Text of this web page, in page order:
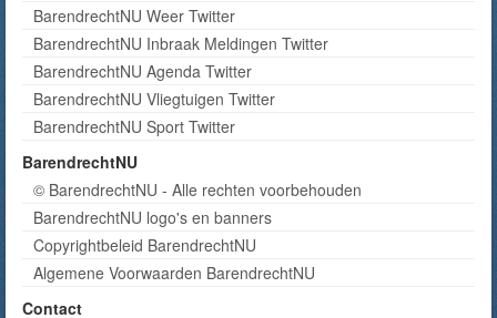
BarendrechtNU Weer Twitter
BarendrechtNU Inbraak Meldingen Twitter
BarendrechtNU Agenda Twitter
BarendrechtNU Vliegtuigen Twitter
BarendrechtNU Sport Twitter
BarendrechtNU
© BarendrechtNU - Alle rechten voorbehouden
BarendrechtNU logo's en banners
Copyrightbeleid BarendrechtNU
Algemene Voorwaarden BarendrechtNU
Contact